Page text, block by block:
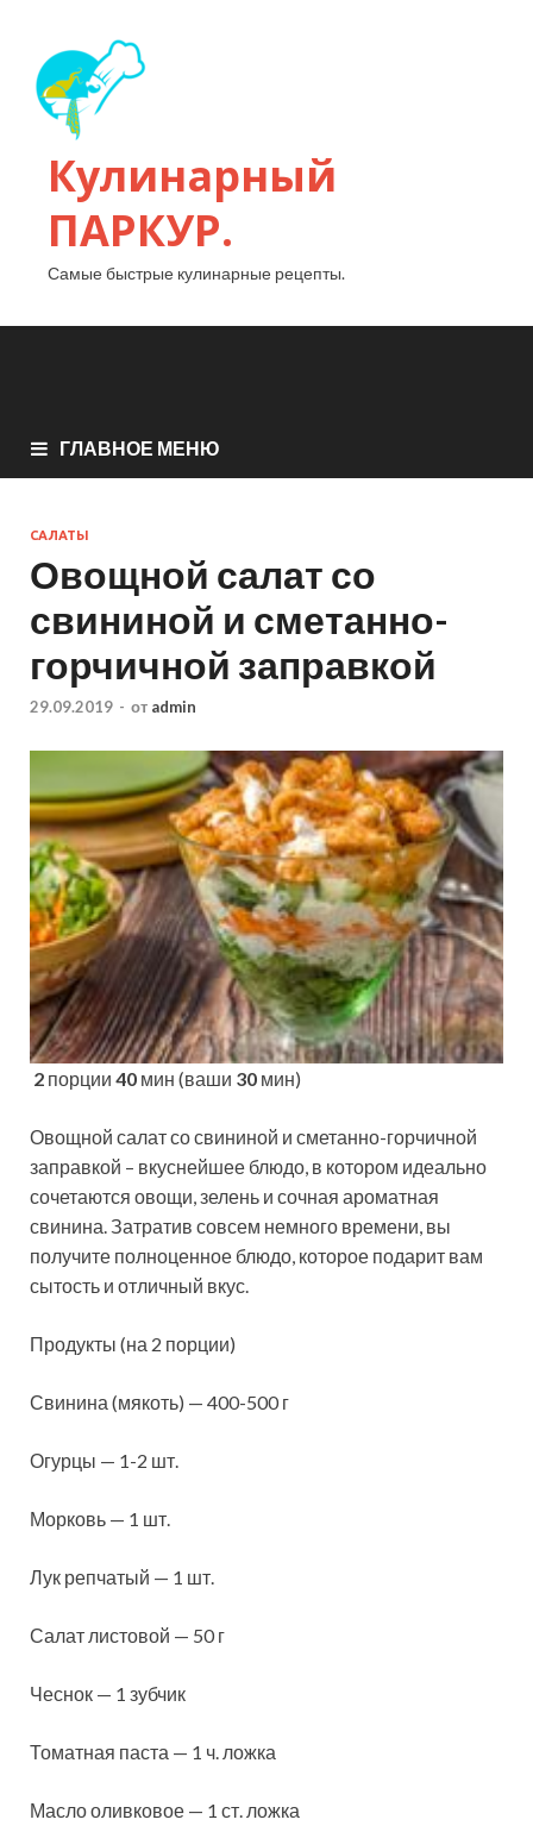
Кулинарный
ПАРКУР.
Самые быстрые кулинарные рецепты.
ГЛАВНОЕ МЕНЮ
САЛАТЫ
Овощной салат со
свининой и сметанно-
горчичной заправкой
29.09.2019 - от admin
2 порции 40 мин (ваши 30 мин)
Овощной салат со свининой и сметанно-горчичной
заправкой – вкуснейшее блюдо, в котором идеально
сочетаются овощи, зелень и сочная ароматная
свинина. Затратив совсем немного времени, вы
получите полноценное блюдо, которое подарит вам
сытость и отличный вкус.
Продукты (на 2 порции)
Свинина (мякоть) — 400-500 г
Огурцы — 1-2 шт.
Морковь — 1 шт.
Лук репчатый — 1 шт.
Салат листовой — 50 г
Чеснок — 1 зубчик
Томатная паста — 1 ч. ложка
Масло оливковое — 1 ст. ложка